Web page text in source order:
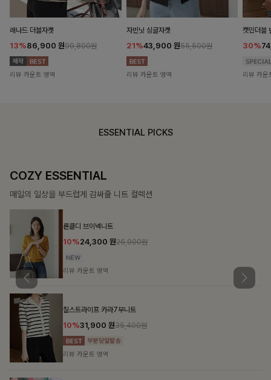
래나드 더블자켓
13%86,900 원99,800원
리뷰 카운트 영역
자빈닛 싱글자켓
21%43,900 원55,500원
리뷰 카운트 영역
캣민더블
30%
리뷰 카운
ESSENTIAL PICKS
COZY ESSENTIAL
매일의 일상을 부드럽게 감싸줄 니트 컬렉션
론클디 브이넥니트
10%24,300 원26,900원
리뷰 카운트 영역
칠스트라이프 카라7부니트
10%31,900 원35,400원
리뷰 카운트 영역